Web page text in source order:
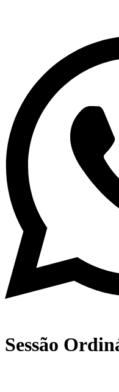
Sessão